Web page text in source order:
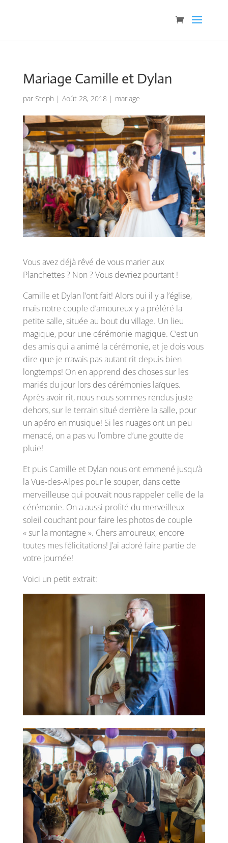
Mariage Camille et Dylan
par Steph | Août 28, 2018 | mariage
Vous avez déjà rêvé de vous marier aux
Planchettes ? Non ? Vous devriez pourtant !
Camille et Dylan l’ont fait! Alors oui il y a l’église,
mais notre couple d’amoureux y a préféré la
petite salle, située au bout du village. Un lieu
magique, pour une cérémonie magique. C’est un
des amis qui a animé la cérémonie, et je dois vous
dire que je n’avais pas autant rit depuis bien
longtemps! On en apprend des choses sur les
mariés du jour lors des cérémonies laïques.
Après avoir rit, nous nous sommes rendus juste
dehors, sur le terrain situé derrière la salle, pour
un apéro en musique! Si les nuages ont un peu
menacé, on a pas vu l’ombre d’une goutte de
pluie!
Et puis Camille et Dylan nous ont emmené jusqu’à
la Vue-des-Alpes pour le souper, dans cette
merveilleuse qui pouvait nous rappeler celle de la
cérémonie. On a aussi profité du merveilleux
soleil couchant pour faire les photos de couple
« sur la montagne ». Chers amoureux, encore
toutes mes félicitations! J’ai adoré faire partie de
votre journée!
Voici un petit extrait: